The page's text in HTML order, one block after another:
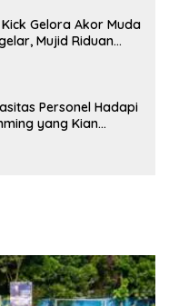
Gelora Akor Muda
Mujid Riduan
Personel Hadapi
yang Kian